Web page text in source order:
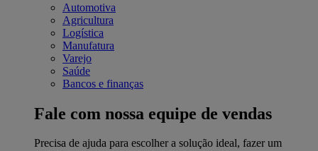
Automotiva
Agricultura
Logística
Manufatura
Varejo
Saúde
Bancos e finanças
Fale com nossa equipe de vendas
Precisa de ajuda para escolher a solução ideal, fazer um